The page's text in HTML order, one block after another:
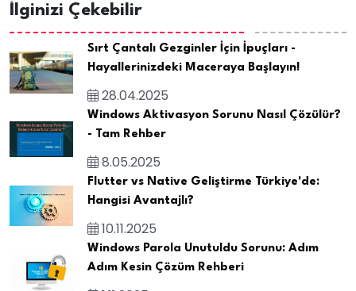
İlginizi Çekebilir
Sırt Çantalı Gezginler İçin İpuçları -
Hayallerinizdeki Maceraya Başlayın!
28.04.2025
Windows Aktivasyon Sorunu Nasıl Çözülür?
- Tam Rehber
8.05.2025
Flutter vs Native Geliştirme Türkiye'de:
Hangisi Avantajlı?
10.11.2025
Windows Parola Unutuldu Sorunu: Adım
Adım Kesin Çözüm Rehberi